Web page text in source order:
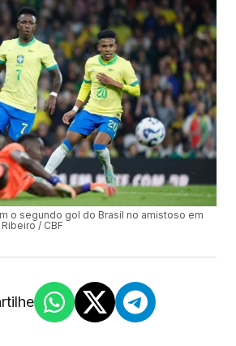
o segundo gol do Brasil no amistoso em
/ CBF